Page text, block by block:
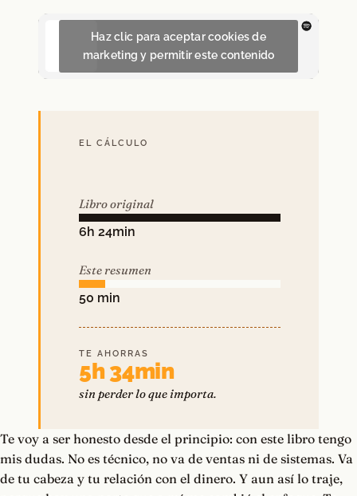
Haz clic para aceptar cookies de
marketing y permitir este contenido
EL CÁLCULO
Libro original
6h 24min
Este resumen
50 min
TE AHORRAS
5h 34min
sin perder lo que importa.
Te voy a ser honesto desde el principio: con este libro tengo
mis dudas. No es técnico, no va de ventas ni de sistemas. Va
de tu cabeza y tu relación con el dinero. Y aun así lo traje,